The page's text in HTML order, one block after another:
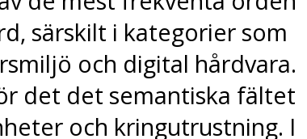
särskilt i kategorier som
och digital hårdvara.
det det semantiska fältet
och kringutrustning. I